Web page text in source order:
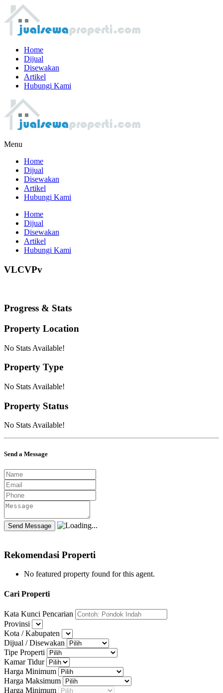
Home
Dijual
Disewakan
Artikel
Hubungi Kami
Menu
Home
Dijual
Disewakan
Artikel
Hubungi Kami
Home
Dijual
Disewakan
Artikel
Hubungi Kami
VLCVPv
Progress & Stats
Property Location
No Stats Available!
Property Type
No Stats Available!
Property Status
No Stats Available!
Send a Message
Rekomendasi Properti
No featured property found for this agent.
Cari Properti
Kata Kunci Pencarian
Provinsi
Kota / Kabupaten
Dijual / Disewakan
Tipe Properti
Kamar Tidur
Harga Minimum
Harga Maksimum
Harga Minimum